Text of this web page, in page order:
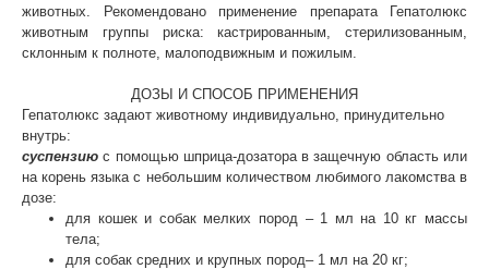
животных. Рекомендовано применение препарата Гепатолюкс
животным группы риска: кастрированным, стерилизованным,
склонным к полноте, малоподвижным и пожилым.
ДОЗЫ И СПОСОБ ПРИМЕНЕНИЯ
Гепатолюкс задают животному индивидуально, принудительно
внутрь:
суспензию с помощью шприца-дозатора в защечную область или
на корень языка с небольшим количеством любимого лакомства в
дозе:
для кошек и собак мелких пород – 1 мл на 10 кг массы
тела;
для собак средних и крупных пород– 1 мл на 20 кг;